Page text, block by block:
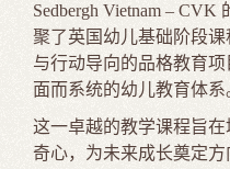
Sedbergh Vietnam –
聚了英国幼儿基础阶段课
与行动导向的品格教育
面而系统的幼儿教育体系
这一卓越的教学课程旨
奇心，为未来成长奠定